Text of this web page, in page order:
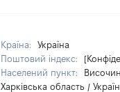
Країна:
Україна
Поштовий індекс:
Населений пункт:
Харківська область /